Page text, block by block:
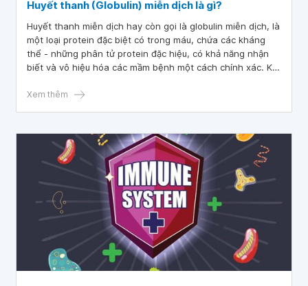
Huyết thanh (Globulin) miễn dịch là gì?
Huyết thanh miễn dịch hay còn gọi là globulin miễn dịch, là
một loại protein đặc biệt có trong máu, chứa các kháng
thể - những phân tử protein đặc hiệu, có khả năng nhận
biết và vô hiệu hóa các mầm bệnh một cách chính xác. Khi
miễn dịch sẽ sản sinh ra các kháng thể tương ứng để
Xem thêm